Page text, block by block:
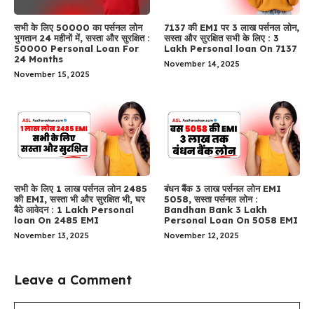
सभी के लिए 50000 का पर्सनल लोन
भुगतान 24 महीनों में, सस्ता और सुरक्षित :
50000 Personal Loan For
24 Months
November 15, 2025
7137 की EMI पर 3 लाख पर्सनल लोन,
सस्ता और सुरक्षित सभी के लिए : 3
Lakh Personal loan On 7137
November 14, 2025
सभी के लिए 1 लाख पर्सनल लोन 2485
की EMI, सस्ता भी और सुरक्षित भी, घर
बैठे आवेदन : 1 Lakh Personal
loan On 2485 EMI
November 13, 2025
बंधन बैंक 3 लाख पर्सनल लोन EMI
5058, सस्ता पर्सनल लोन :
Bandhan Bank 3 Lakh
Personal Loan On 5058 EMI
November 12, 2025
Leave a Comment